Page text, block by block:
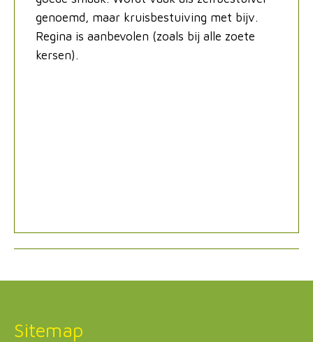
genoemd, maar kruisbestuiving met bijv.
Regina is aanbevolen (zoals bij alle zoete
kersen).
Sitemap